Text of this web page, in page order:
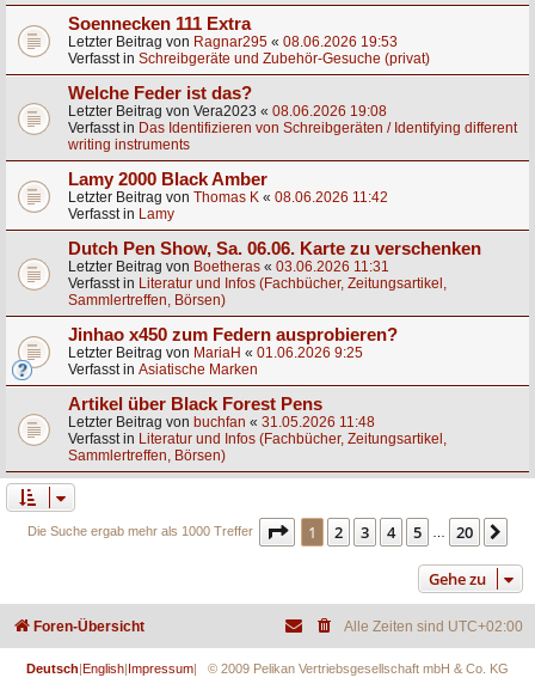
Soennecken 111 Extra
Letzter Beitrag von Ragnar295 « 08.06.2026 19:53
Verfasst in Schreibgeräte und Zubehör-Gesuche (privat)
Welche Feder ist das?
Letzter Beitrag von Vera2023 « 08.06.2026 19:08
Verfasst in Das Identifizieren von Schreibgeräten / Identifying different
writing instruments
Lamy 2000 Black Amber
Letzter Beitrag von Thomas K « 08.06.2026 11:42
Verfasst in Lamy
Dutch Pen Show, Sa. 06.06. Karte zu verschenken
Letzter Beitrag von Boetheras « 03.06.2026 11:31
Verfasst in Literatur und Infos (Fachbücher, Zeitungsartikel,
Sammlertreffen, Börsen)
Jinhao x450 zum Federn ausprobieren?
Letzter Beitrag von MariaH « 01.06.2026 9:25
Verfasst in Asiatische Marken
Artikel über Black Forest Pens
Letzter Beitrag von buchfan « 31.05.2026 11:48
Verfasst in Literatur und Infos (Fachbücher, Zeitungsartikel,
Sammlertreffen, Börsen)
Die Suche ergab mehr als 1000 Treffer Seite 1von 20
1 2 3 4 5 … 20
Gehe zu
Foren-Übersicht Alle Zeiten sind UTC+02:00
Deutsch English Impressum | © 2009 Pelikan Vertriebsgesellschaft mbH & Co. KG